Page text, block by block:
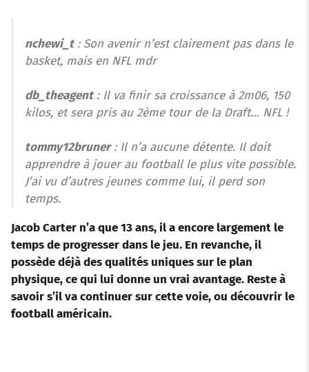
nchewi_t: Son avenir n’est clairement pas dans le
basket, mais en NFL mdr
db_theagent: Il va finir sa croissance à 2m06, 150
kilos, et sera pris au 2ème tour de la Draft… NFL !
tommy12bruner: Il n’a aucune détente. Il doit
apprendre à jouer au football le plus vite possible.
J’ai vu d’autres jeunes comme lui, il perd son
temps.
Jacob Carter n’a que 13 ans, il a encore largement le
temps de progresser dans le jeu. En revanche, il
possède déjà des qualités uniques sur le plan
physique, ce qui lui donne un vrai avantage. Reste à
savoir s’il va continuer sur cette voie, ou découvrir le
football américain.